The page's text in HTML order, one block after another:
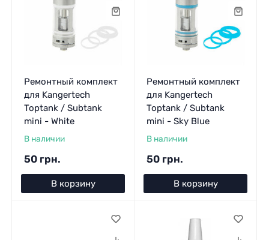
Ремонтный комплект
для Kangertech
Toptank / Subtank
mini - White
В наличии
50 грн.
В корзину
Ремонтный комплект
для Kangertech
Toptank / Subtank
mini - Sky Blue
В наличии
50 грн.
В корзину